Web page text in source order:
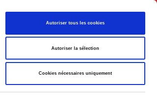
Autoriser tous les cookies
Autoriser la sélection
Cookies nécessaires uniquement
English